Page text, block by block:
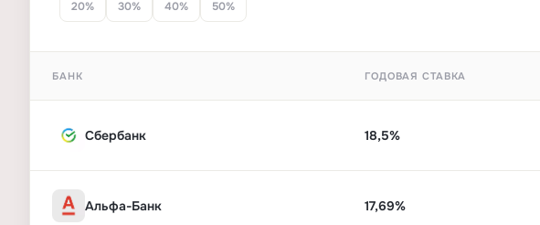
20% 30% 40% 50%
БАНК ГОДОВАЯ СТАВКА
Сбербанк 18,5%
Альфа-Банк 17,69%